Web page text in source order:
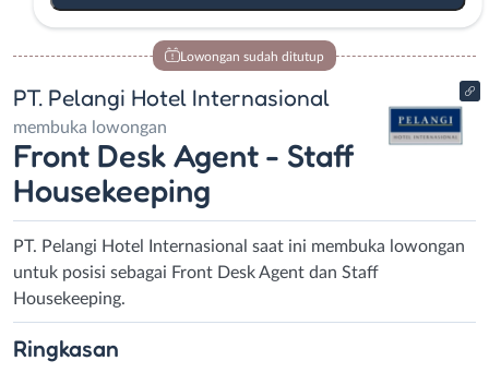
Lowongan sudah ditutup
PT. Pelangi Hotel Internasional
membuka lowongan
Front Desk Agent - Staff
Housekeeping
PT. Pelangi Hotel Internasional saat ini membuka lowongan
untuk posisi sebagai Front Desk Agent dan Staff
Housekeeping.
Ringkasan